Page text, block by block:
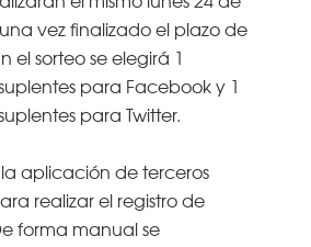
vez finalizado el plazo de
el sorteo se elegirá 1
para Facebook y 1
para Twitter.
la aplicación de terceros
realizar el registro de
forma manual se